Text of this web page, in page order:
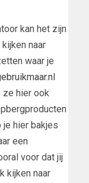
kan het zijn
naar
waar je
ze hier ook
je hier bakjes
een
voor dat jij
kijken naar